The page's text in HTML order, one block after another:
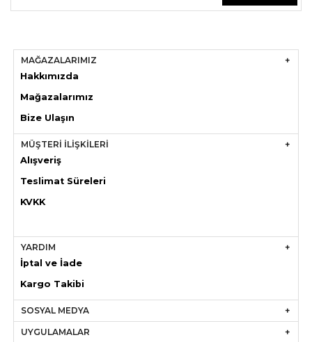
MAĞAZALARIMIZ
Hakkımızda
Mağazalarımız
Bize Ulaşın
MÜŞTERİ İLİŞKİLERİ
Alışveriş
Teslimat Süreleri
KVKK
YARDIM
İptal ve İade
Kargo Takibi
SOSYAL MEDYA
UYGULAMALAR